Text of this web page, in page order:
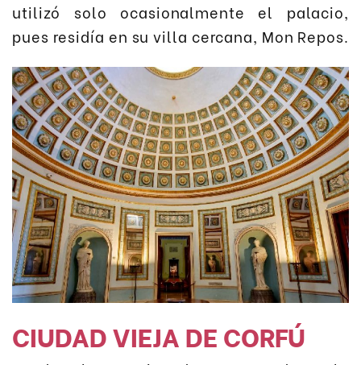
utilizó solo ocasionalmente el palacio,
pues residía en su villa cercana, Mon Repos.
CIUDAD VIEJA DE CORFÚ